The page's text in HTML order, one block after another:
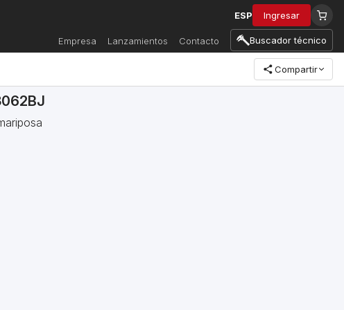
ESP Ingresar
Empresa Lanzamientos Contacto Buscador técnico
Compartir